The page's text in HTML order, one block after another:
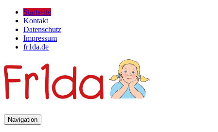
Startseite
Kontakt
Datenschutz
Impressum
fr1da.de
Navigation